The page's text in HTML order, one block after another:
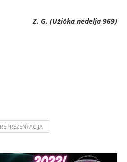
Z. G. (Užička nedelja 969)
REPREZENTACIJA